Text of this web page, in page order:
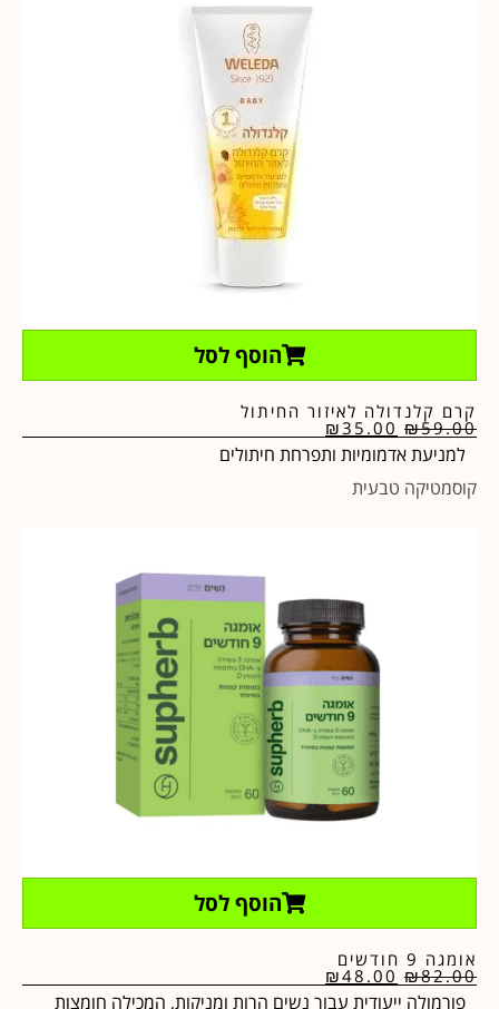
הוסף לסל
קרם קלנדולה לאיזור החיתול
₪59.00
₪35.00
למניעת אדמומיות ותפרחת חיתולים
קוסמטיקה טבעית
הוסף לסל
אומגה 9 חודשים
₪82.00
₪48.00
פורמולה ייעודית עבור נשים הרות ומניקות, המכילה חומצות